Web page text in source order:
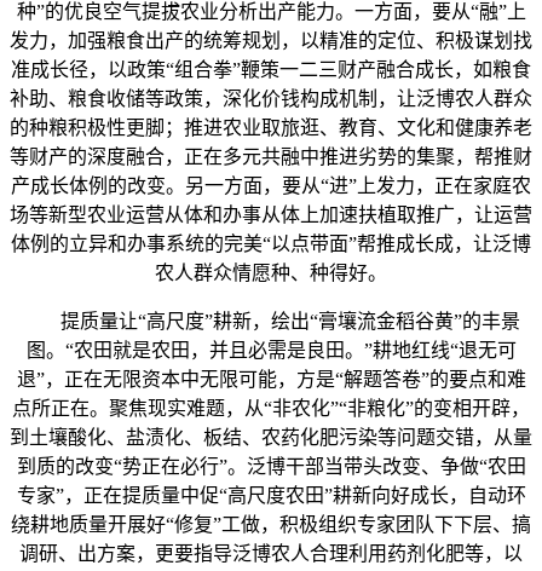
种”的优良空气提拔农业分析出产能力。一方面，要从“融”上
发力，加强粮食出产的统筹规划，以精准的定位、积极谋划找
准成长径，以政策“组合拳”鞭策一二三财产融合成长，如粮食
补助、粮食收储等政策，深化价钱构成机制，让泛博农人群众
的种粮积极性更脚；推进农业取旅逛、教育、文化和健康养老
等财产的深度融合，正在多元共融中推进劣势的集聚，帮推财
产成长体例的改变。另一方面，要从“进”上发力，正在家庭农
场等新型农业运营从体和办事从体上加速扶植取推广，让运营
体例的立异和办事系统的完美“以点带面”帮推成长成，让泛博
农人群众情愿种、种得好。
提质量让“高尺度”耕新，绘出“膏壤流金稻谷黄”的丰景
图。“农田就是农田，并且必需是良田。”耕地红线“退无可
退”，正在无限资本中无限可能，方是“解题答卷”的要点和难
点所正在。聚焦现实难题，从“非农化”“非粮化”的变相开辟，
到土壤酸化、盐渍化、板结、农药化肥污染等问题交错，从量
到质的改变“势正在必行”。泛博干部当带头改变、争做“农田
专家”，正在提质量中促“高尺度农田”耕新向好成长，自动环
绕耕地质量开展好“修复”工做，积极组织专家团队下下层、搞
调研、出方案，更要指导泛博农人合理利用药剂化肥等，以